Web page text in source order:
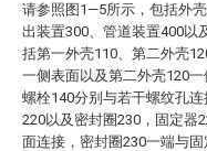
请参照图1—5所示，包括外
出装置300、管道装置400以
括第一外壳110、第二外壳
一侧表面以及第二外壳120
螺栓140分别与若干螺纹孔
220以及密封圈230，固定器
面连接，密封圈230一端与